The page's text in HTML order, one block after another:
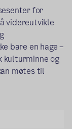
for
videreutvikle
bare en hage –
kulturminne og
møtes til